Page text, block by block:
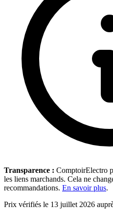
Transparence : ComptoirElectro
les liens marchands. Cela ne
recommandations. En savoir plus.
Prix vérifiés le 13 juillet 2026